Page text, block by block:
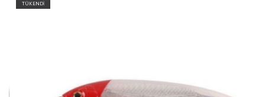
TÜKENDİ